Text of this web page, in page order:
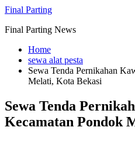
Skip
content
Final Parting
Final Parting News
Home
sewa alat pesta
Sewa Tenda Pernikahan
Melati, Kota Bekasi
Sewa Tenda
Kecamatan Pondok